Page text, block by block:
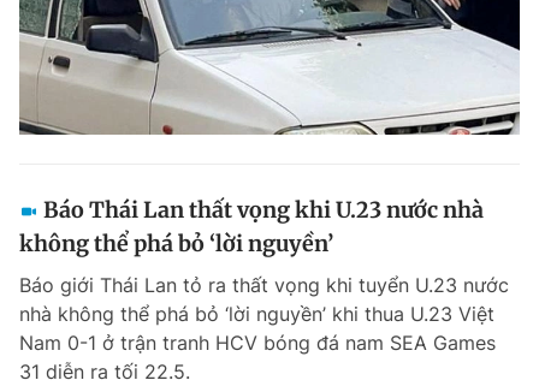
Báo Thái Lan thất vọng khi U.23 nước nhà
không thể phá bỏ ‘lời nguyền’
Báo giới Thái Lan tỏ ra thất vọng khi tuyển U.23 nước
nhà không thể phá bỏ ‘lời nguyền’ khi thua U.23 Việt
Nam 0-1 ở trận tranh HCV bóng đá nam SEA Games
31 diễn ra tối 22.5.